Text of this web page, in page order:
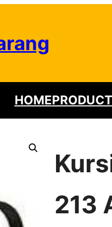
HOMEPRODUCT
213